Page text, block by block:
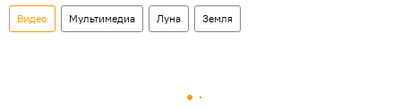
Видео Мультимедиа Луна Земля